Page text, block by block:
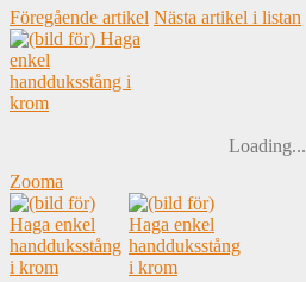
Föregående artikel Nästa artikel i listan
Loading...
Zooma